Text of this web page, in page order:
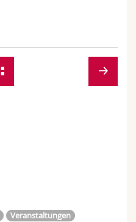
Veranstaltungen